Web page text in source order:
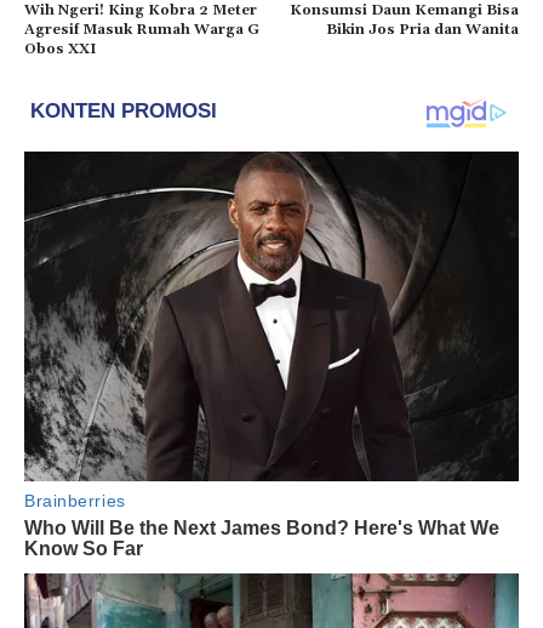
Wih Ngeri! King Kobra 2 Meter
Agresif Masuk Rumah Warga G
Obos XXI
Konsumsi Daun Kemangi Bisa
Bikin Jos Pria dan Wanita